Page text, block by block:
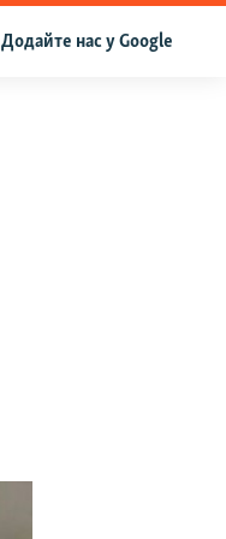
Додайте нас у Google